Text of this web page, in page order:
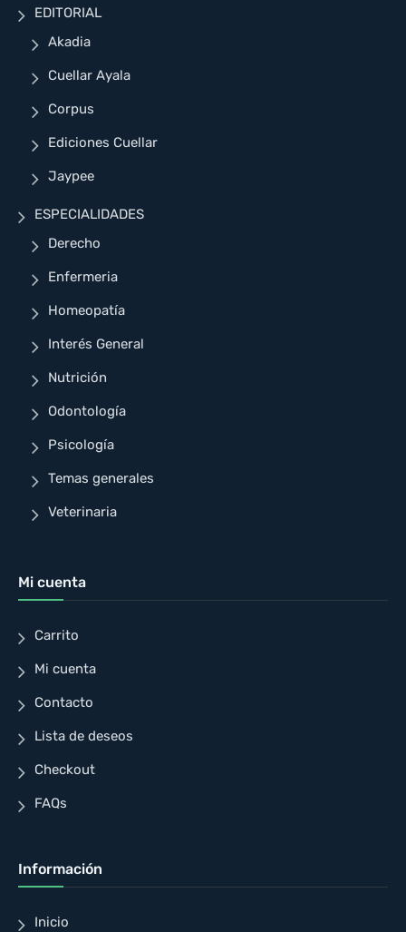
EDITORIAL
Akadia
Cuellar Ayala
Corpus
Ediciones Cuellar
Jaypee
ESPECIALIDADES
Derecho
Enfermeria
Homeopatía
Interés General
Nutrición
Odontología
Psicología
Temas generales
Veterinaria
Mi cuenta
Carrito
Mi cuenta
Contacto
Lista de deseos
Checkout
FAQs
Información
Inicio